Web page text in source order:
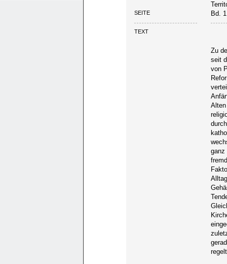
SEITE Bd.
TEXT
Zu
seit
von
ganz